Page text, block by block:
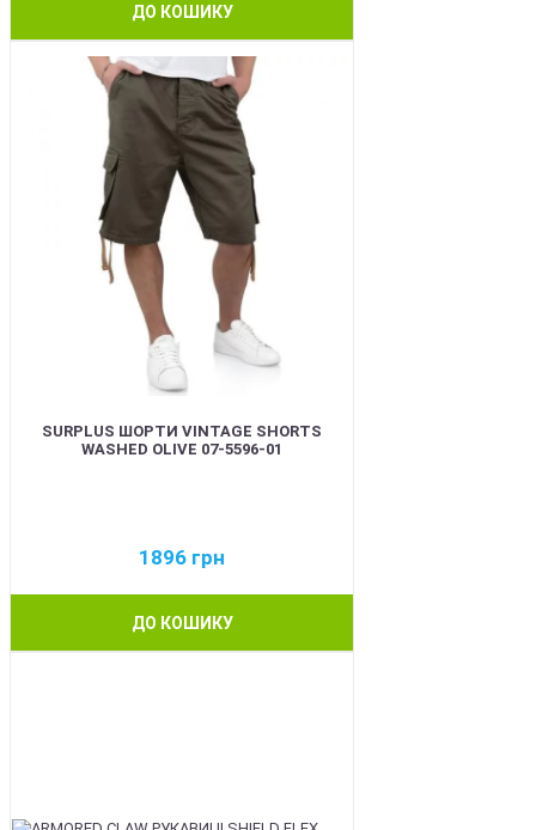
ДО КОШИКУ
SURPLUS ШОРТИ VINTAGE SHORTS
WASHED OLIVE 07-5596-01
1896 грн
ДО КОШИКУ